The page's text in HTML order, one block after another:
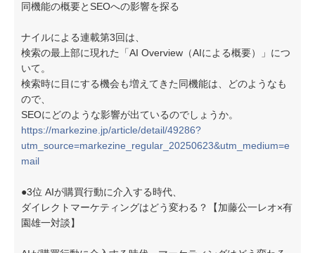
同機能の概要とSEOへの影響を探る
ナイルによる連載第3回は、
検索の最上部に現れた「AI Overview（AIによる概要）」につ
いて。
検索時に目にする機会も増えてきた同機能は、どのようなも
ので、
SEOにどのような影響が出ているのでしょうか。
https://markezine.jp/article/detail/49286?
utm_source=markezine_regular_20250623&utm_medium=e
mail
●3位 AIが購買行動に介入する時代、
ダイレクトマーケティングはどう変わる？【加藤公一レオ×有
園雄一対談】